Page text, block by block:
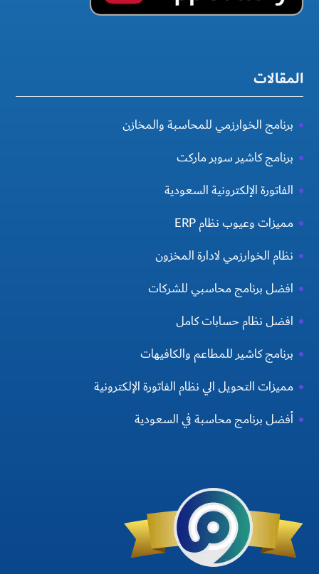
المقالات
برنامج الخوارزمي للمحاسبة والمخازن
برنامج كاشير سوبر ماركت
الفاتورة الإلكترونية السعودية
مميزات وعيوب نظام ERP
نظام الخوارزمي لادارة المخزون
افضل برنامج محاسبي للشركات
افضل نظام حسابات كامل
برنامج كاشير للمطاعم والكافيهات
مميزات التحويل الي نظام الفاتورة الإلكترونية
أفضل برنامج محاسبة في السعودية